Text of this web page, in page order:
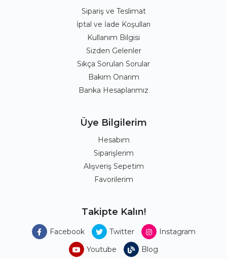
Sipariş ve Teslimat
İptal ve İade Koşulları
Kullanım Bilgisi
Sizden Gelenler
Sıkça Sorulan Sorular
Bakım Onarım
Banka Hesaplarımız
Üye Bilgilerim
Hesabım
Siparişlerim
Alışveriş Sepetim
Favorilerim
Takipte Kalın!
Facebook Twitter
Instagram
Youtube
Blog